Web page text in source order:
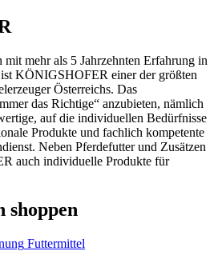
mehr als 5 Jahrzehnten Erfahrung in
KÖNIGSHOFER einer der größten
Österreichs. Das
das Richtige“ anzubieten, nämlich
auf die individuellen Bedürfnisse
Produkte und fachlich kompetente
Neben Pferdefutter und Zusätzen
auch individuelle Produkte für
shoppen
Futtermittel